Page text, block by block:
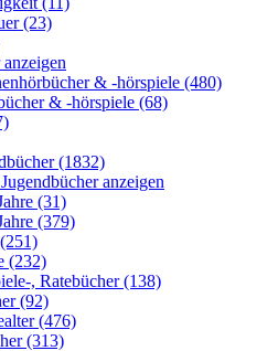
(23)
& -hörspiele (480)
& -hörspiele (68)
(1832)
anzeigen
(31)
(379)
(232)
, Ratebücher (138)
(92)
(476)
(313)